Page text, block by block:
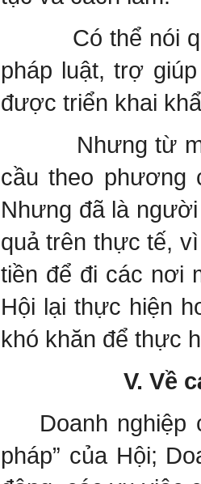
Có thể nói qua
pháp luật, trợ
được triển khai
Nhưng từ một
cầu theo phương
Nhưng đã là
quả trên thực tế,
tiền để đi các nơi
Hội lại thực hiện
khó khăn để thực
V. Về
Doanh
pháp” của Hội;